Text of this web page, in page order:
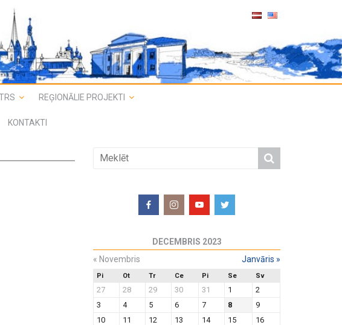
REĢIONĀLIE PROJEKTI
KONTAKTI
DECEMBRIS 2023
« Novembris Janvāris »
Pi Ot Tr Ce Pi Se Sv
27 28 29 30 31 1
2
3
4 5 6 7 8
9
10
11 12 13 14 15
16